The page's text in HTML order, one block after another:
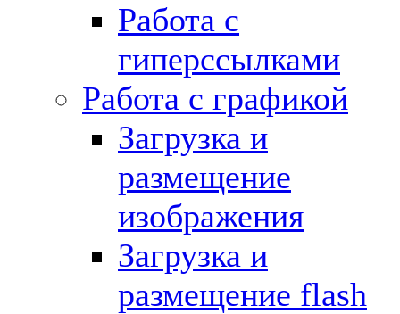
Работа с
гиперссылками
Работа с графикой
Загрузка и
размещение
изображения
Загрузка и
размещение flash